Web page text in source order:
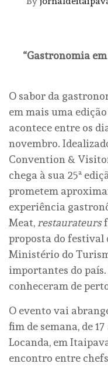
“Gastronomia
O sabor da
em mais uma edição
acontece entre os
novembro.
Convention &
chega à sua 25ª
prometem
experiência
Meat, restaurateurs
proposta do festival
Ministério do
importantes do
conheceram de
O evento vai
fim de semana, de
Locanda, em
encontro entre